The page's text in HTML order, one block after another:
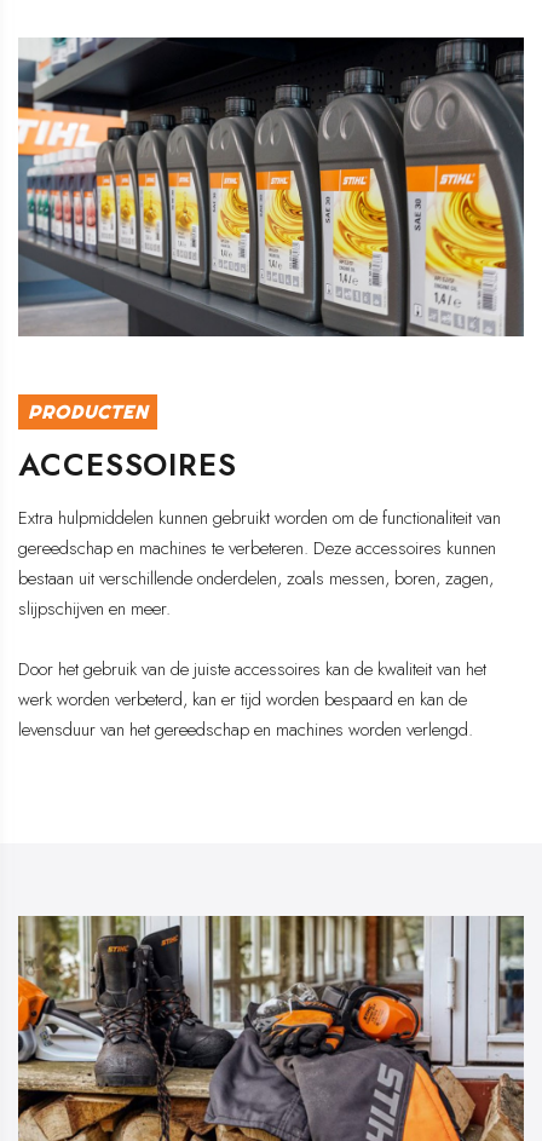
PRODUCTEN
ACCESSOIRES
Extra hulpmiddelen kunnen gebruikt worden om de functionaliteit van
gereedschap en machines te verbeteren. Deze accessoires kunnen
bestaan uit verschillende onderdelen, zoals messen, boren, zagen,
slijpschijven en meer.
Door het gebruik van de juiste accessoires kan de kwaliteit van het
werk worden verbeterd, kan er tijd worden bespaard en kan de
levensduur van het gereedschap en machines worden verlengd.